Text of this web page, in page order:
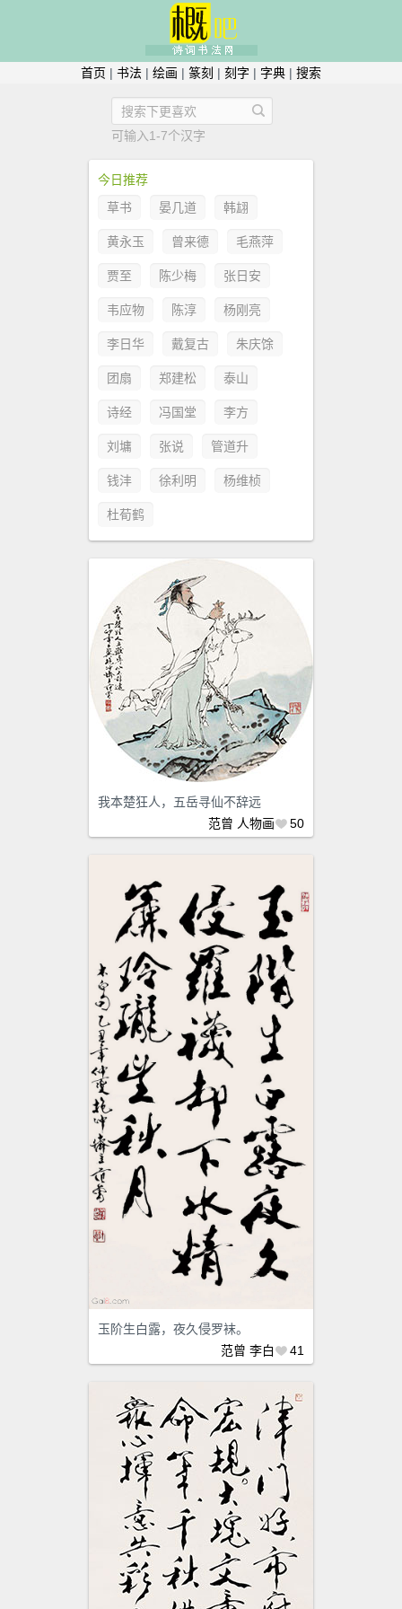
首页 | 书法 | 绘画 | 篆刻 | 刻字 | 字典 | 搜索
可输入1-7个汉字
今日推荐
草书
晏几道 韩翃
黄永玉 曾来德 毛燕萍
贾至 陈少梅 张日安
韦应物 陈淳 杨刚亮
李日华 戴复古 朱庆馀
团扇 郑建松 泰山
诗经 冯国堂 李方
刘墉 张说 管道升
钱沣 徐利明 杨维桢
杜荀鹤
我本楚狂人，五岳寻仙不辞远
范曾 人物画 50
玉阶生白露，夜久侵罗袜。
范曾 李白 41